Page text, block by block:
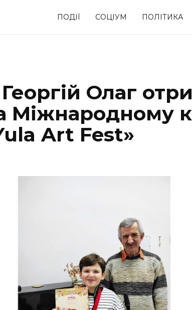
ПОДІЇ СОЦІУМ ПОЛІТИКА
Соціум Спорт
Олаг
Міжнародному
Art Fest»